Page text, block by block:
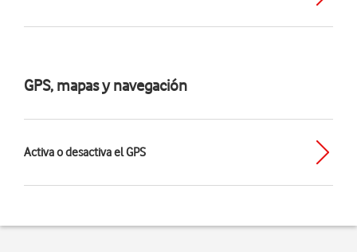
GPS, mapas y navegación
Activa o desactiva el GPS